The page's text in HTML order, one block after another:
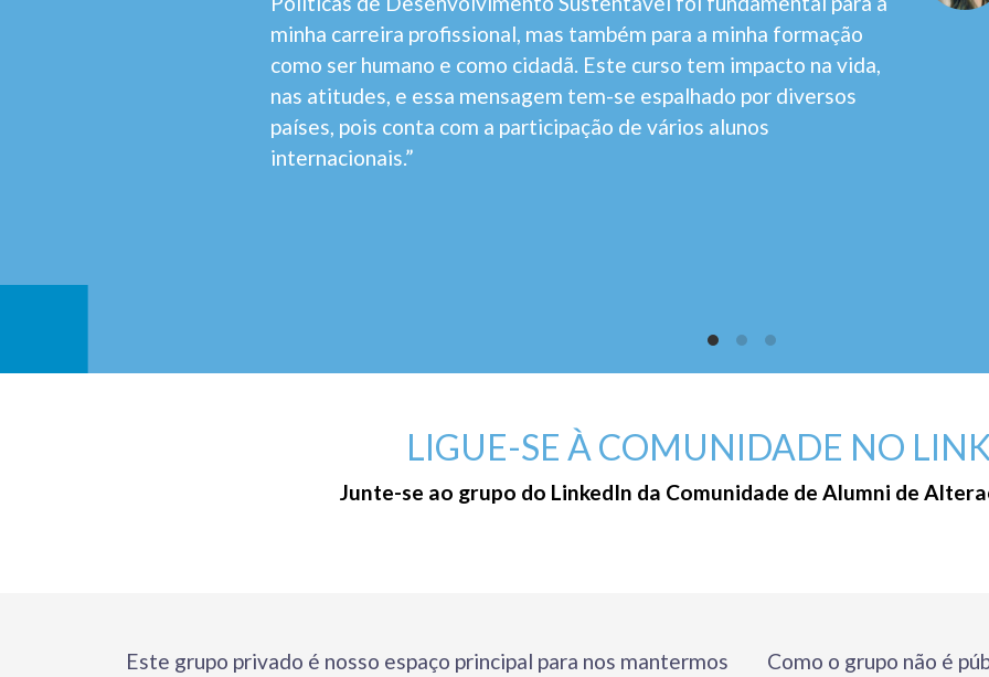
minha carreira profissional, mas também para a minha formação
como ser humano e como cidadã. Este curso tem impacto na vida,
nas atitudes, e essa mensagem tem-se espalhado por diversos
países, pois conta com a participação de vários alunos
internacionais.”
LIGUE-SE À COMUNIDADE NO
Junte-se ao grupo do LinkedIn da Comunidade de Alumni de
Este grupo privado é nosso espaço principal para nos mantermos
Como o grupo não é